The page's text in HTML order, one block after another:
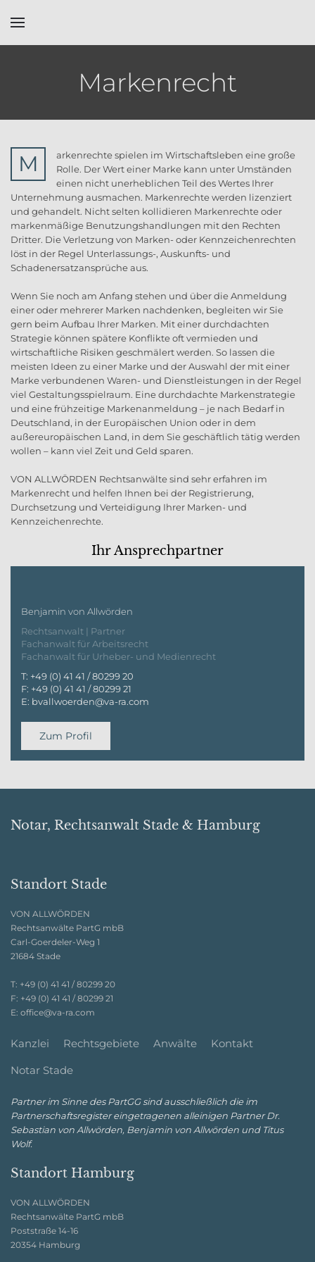
Markenrecht
M
arkenrechte spielen im Wirtschaftsleben eine große
Rolle. Der Wert einer Marke kann unter Umständen
einen nicht unerheblichen Teil des Wertes Ihrer
Unternehmung ausmachen. Markenrechte werden lizenziert
und gehandelt. Nicht selten kollidieren Markenrechte oder
markenmäßige Benutzungshandlungen mit den Rechten
Dritter. Die Verletzung von Marken- oder Kennzeichenrechten
löst in der Regel Unterlassungs-, Auskunfts- und
Schadenersatzansprüche aus.
Wenn Sie noch am Anfang stehen und über die Anmeldung
einer oder mehrerer Marken nachdenken, begleiten wir Sie
gern beim Aufbau Ihrer Marken. Mit einer durchdachten
Strategie können spätere Konflikte oft vermieden und
wirtschaftliche Risiken geschmälert werden. So lassen die
meisten Ideen zu einer Marke und der Auswahl der mit einer
Marke verbundenen Waren- und Dienstleistungen in der Regel
viel Gestaltungsspielraum. Eine durchdachte Markenstrategie
und eine frühzeitige Markenanmeldung – je nach Bedarf in
Deutschland, in der Europäischen Union oder in dem
außereuropäischen Land, in dem Sie geschäftlich tätig werden
wollen – kann viel Zeit und Geld sparen.
VON ALLWÖRDEN Rechtsanwälte sind sehr erfahren im
Markenrecht und helfen Ihnen bei der Registrierung,
Durchsetzung und Verteidigung Ihrer Marken- und
Kennzeichenrechte.
Ihr Ansprechpartner
Benjamin von Allwörden
Rechtsanwalt | Partner
Fachanwalt für Arbeitsrecht
Fachanwalt für Urheber- und Medienrecht
T: +49 (0) 41 41 / 80299 20
F: +49 (0) 41 41 / 80299 21
E: bvallwoerden@va-ra.com
Zum Profil
Notar, Rechtsanwalt Stade & Hamburg
Standort Stade
VON ALLWÖRDEN
Rechtsanwälte PartG mbB
Carl-Goerdeler-Weg 1
21684 Stade
T: +49 (0) 41 41 / 80299 20
F: +49 (0) 41 41 / 80299 21
E: office@va-ra.com
Kanzlei Rechtsgebiete Anwälte
Kontakt
Notar Stade
Partner im Sinne des PartGG sind ausschließlich die im
Partnerschaftsregister eingetragenen alleinigen Partner Dr.
Sebastian von Allwörden, Benjamin von Allwörden und Titus
Wolf.
Standort Hamburg
VON ALLWÖRDEN
Rechtsanwälte PartG mbB
Poststraße 14-16
20354 Hamburg